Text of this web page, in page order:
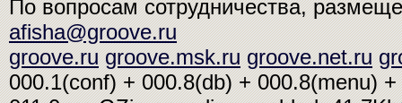
По вопросам сотрудничества,
afisha@groove.ru
groove.ru groove.msk.ru groove.net.ru
000.1(conf) + 000.8(db) + 000.8(menu)